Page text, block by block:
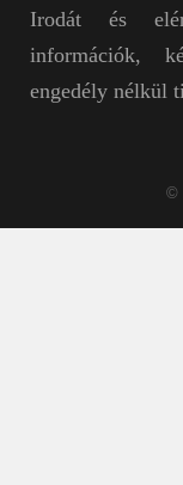
Irodát és
információk,
engedély nélkül
©